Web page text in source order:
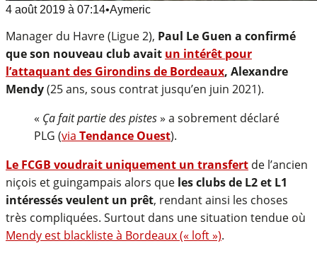
4 août 2019 à 07:14•Aymeric
Manager du Havre (Ligue 2), Paul Le Guen a confirmé
que son nouveau club avait un intérêt pour
l’attaquant des Girondins de Bordeaux, Alexandre
Mendy(25 ans, sous contrat jusqu’en juin 2021).
« Ça fait partie des pistes» a sobrement déclaré
PLG (via Tendance Ouest).
Le FCGB voudrait uniquement un transfert de l’ancien
niçois et guingampais alors que les clubs de L2 et L1
intéressés veulent un prêt, rendant ainsi les choses
très compliquées. Surtout dans une situation tendue où
Mendy est blackliste à Bordeaux (« loft »).